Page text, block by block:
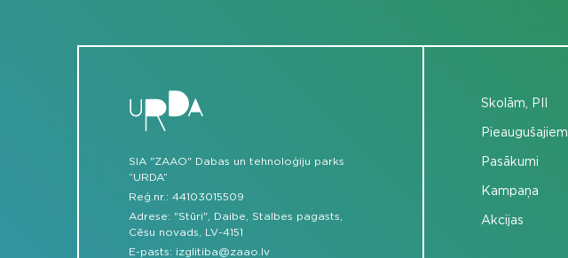
SIA "ZAAO" Dabas un tehnoloģiju parks
“URDA”
Reģ.nr.: 44103015509
Adrese: "Stūri", Daibe, Stalbes pagasts,
Cēsu novads, LV-4151
E-pasts: izglitiba@zaao.lv
Skolām, PII
Pieaugušajiem
Pasākumi
Kampaņa
Akcijas